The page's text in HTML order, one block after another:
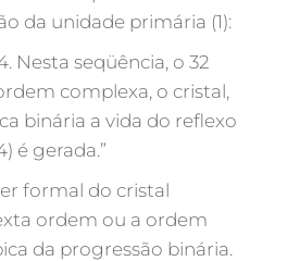
da unidade primária (1):
Nesta seqüência, o 32
complexa, o cristal,
binária a vida do reflexo
(64) é gerada.”
do cristal
ordem ou a ordem
da progressão binária.